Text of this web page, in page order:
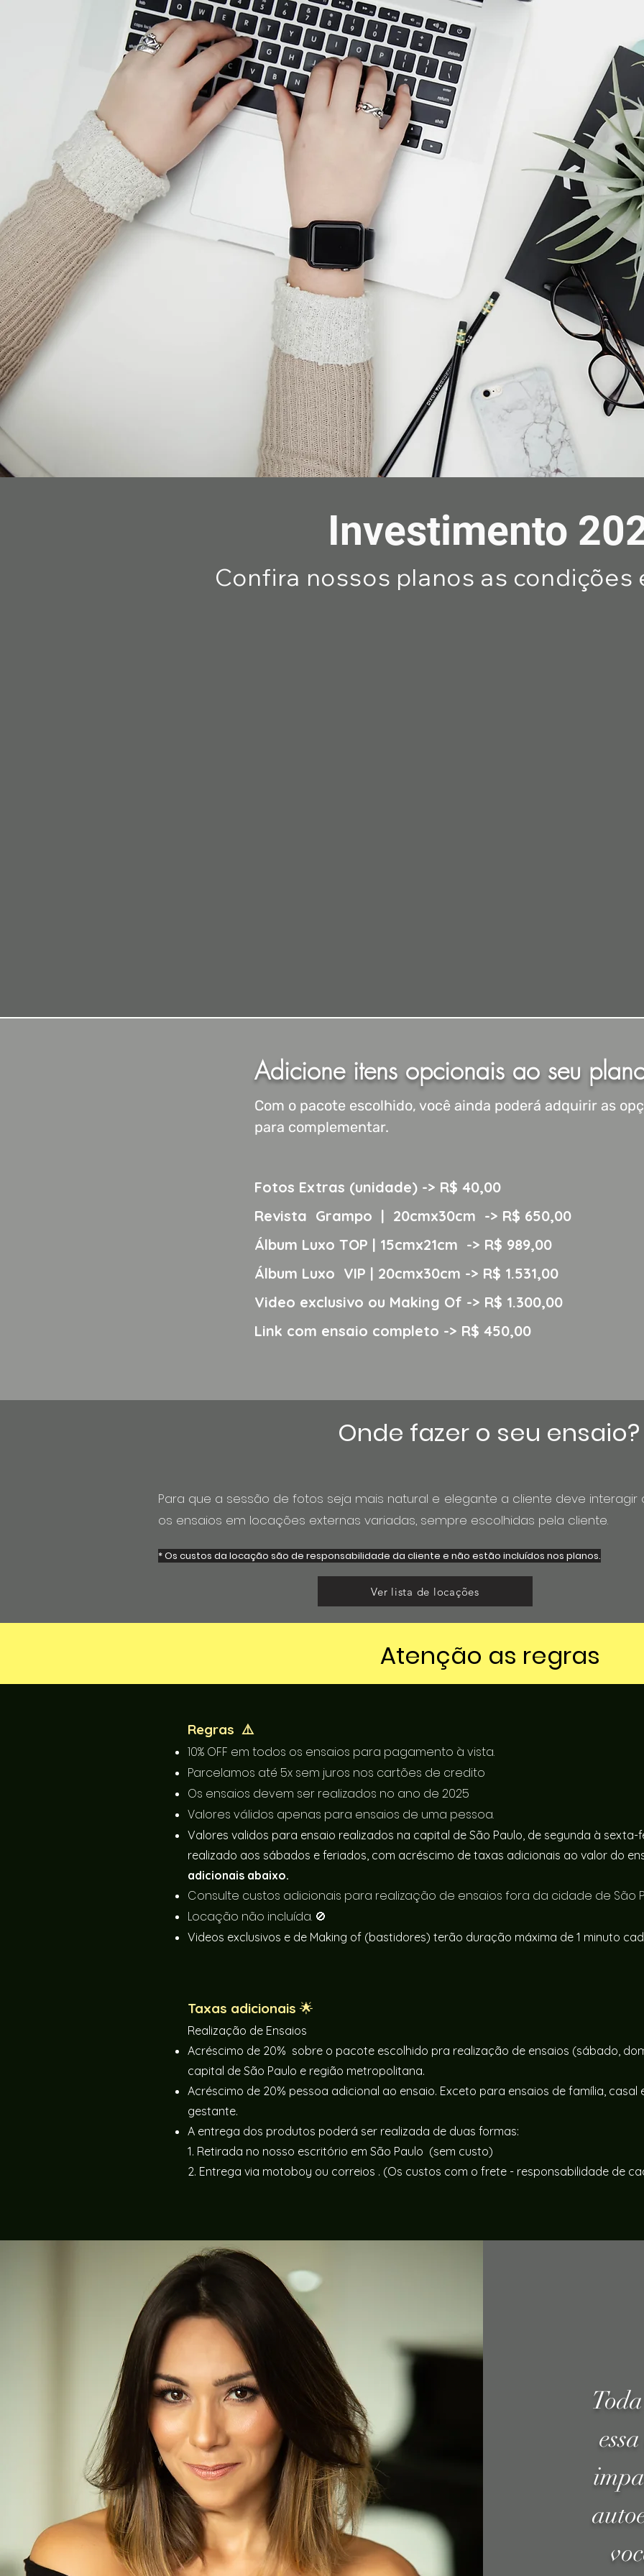
Investimento
Confira nossos planos as condições
Adicione itens opcionais ao seu
Com o pacote escolhido, você ainda poderá adquirir as
para complementar.
Fotos Extras (unidade) -> R$ 40,00
Revista Grampo | 20cmx30cm -> R$ 650,00
Álbum Luxo TOP | 15cmx21cm -> R$ 989,00
Álbum Luxo VIP | 20cmx30cm -> R$ 1.531,00
Video exclusivo ou Making Of -> R$ 1.300,00
Link com ensaio completo -> R$ 450,00
Onde fazer o seu ensaio?
Para que a sessão de fotos seja mais natural e elegante a cliente deve interagir
os ensaios em locações externas variadas, sempre escolhidas pela cliente.
* Os custos da locação são de responsabilidade da cliente e não estão incluídos nos planos.
Ver lista de locações
Atenção as regras
Regras ⚠️
10% OFF em todos os ensaios para pagamento à vista.
Parcelamos até 5x sem juros nos cartões de credito
Os ensaios devem ser realizados no ano de 2025
Valores válidos apenas para ensaios de uma pessoa.
Valores validos para ensaio realizados na capital de São Paulo, de segunda à sexta-
realizado aos sábados e feriados, com acréscimo de taxas adicionais ao valor do
adicionais abaixo.
Consulte custos adicionais para realização de ensaios fora da cidade de São
Locação não incluída. 🚫
Videos exclusivos e de Making of (bastidores) terão duração máxima de 1 minuto
Taxas adicionais 🌟
Realização de Ensaios
Acréscimo de 20% sobre o pacote escolhido pra realização de ensaios (sábado,
capital de São Paulo e região metropolitana.
Acréscimo de 20% pessoa adicional ao ensaio. Exceto para ensaios de família, casal
gestante.
A entrega dos produtos poderá ser realizada de duas formas:
1. Retirada no nosso escritório em São Paulo (sem custo)
2. Entrega via motoboy ou correios . (Os custos com o frete - responsabilidade de